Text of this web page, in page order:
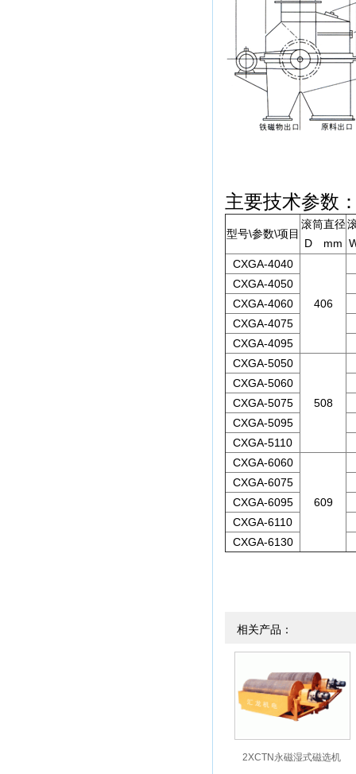
主要技术参数
型号\参数\项目
滚筒直径
D mm
CXGA-4040
406
CXGA-4050
CXGA-4060
CXGA-4075
CXGA-4095
CXGA-5050
508
CXGA-5060
CXGA-5075
CXGA-5095
CXGA-5110
CXGA-6060
609
CXGA-6075
CXGA-6095
CXGA-6110
CXGA-6130
相关产品：
2XCTN永磁湿式磁选机